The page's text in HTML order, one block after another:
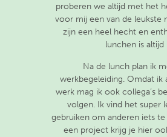
proberen we altijd met het
voor mij een van de leukste
zijn een heel hecht en
lunchen is altijd
Na de lunch plan ik
werkbegeleiding. Omdat ik
werk mag ik ook collega’s
volgen. Ik vind het super
gebruiken om anderen iets
een project krijg je hier